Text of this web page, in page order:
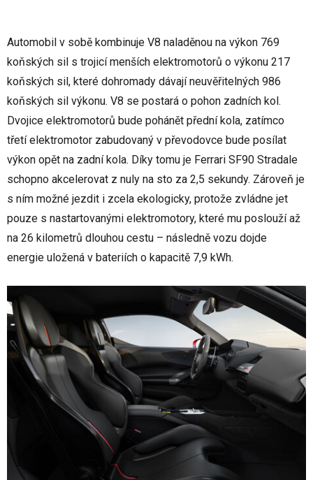
Automobil v sobě kombinuje V8 naladěnou na výkon 769
koňských sil s trojicí menších elektromotorů o výkonu 217
koňských sil, které dohromady dávají neuvěřitelných 986
koňských sil výkonu. V8 se postará o pohon zadních kol.
Dvojice elektromotorů bude pohánět přední kola, zatímco
třetí elektromotor zabudovaný v převodovce bude posílat
výkon opět na zadní kola. Díky tomu je Ferrari SF90 Stradale
schopno akcelerovat z nuly na sto za 2,5 sekundy. Zároveň je
s ním možné jezdit i zcela ekologicky, protože zvládne jet
pouze s nastartovanými elektromotory, které mu poslouží až
na 26 kilometrů dlouhou cestu – následně vozu dojde
energie uložená v bateriích o kapacitě 7,9 kWh.